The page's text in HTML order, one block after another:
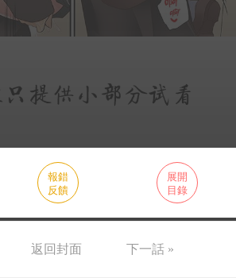
報錯
反饋
展開
目錄
返回封面 下一話 »